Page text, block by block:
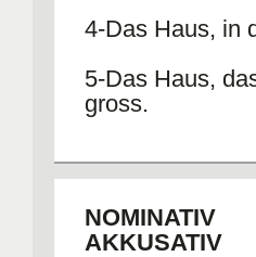
essen (eat) isst
schreiben
trinken (drink)
schlafen
nehmen (take)
A) Verbs which
4-Das Haus, in
5-Das Haus,
gross.
NOMINATIV
AKKUSATIV